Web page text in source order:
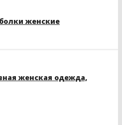
женские
женская одежда,